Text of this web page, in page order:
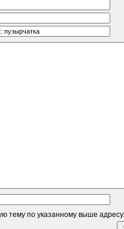
тему по указанному выше адресу.